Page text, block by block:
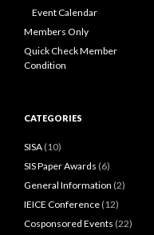
Event Calendar
Members Only
Quick Check Member
Condition
CATEGORIES
SISA (10)
SIS Paper Awards (6)
General Information (2)
IEICE Conference (12)
Cosponsored Events (22)